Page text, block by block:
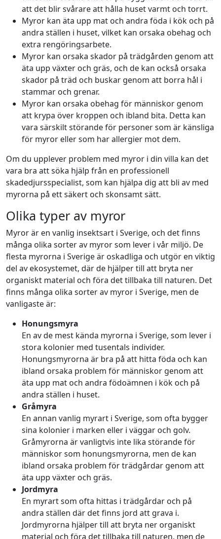
att det blir svårare att hålla huset varmt och torrt.
Myror kan äta upp mat och andra föda i kök och på
andra ställen i huset, vilket kan orsaka obehag och
extra rengöringsarbete.
Myror kan orsaka skador på trädgården genom att
äta upp växter och gräs, och de kan också orsaka
skador på träd och buskar genom att borra hål i
stammar och grenar.
Myror kan orsaka obehag för människor genom
att krypa över kroppen och ibland bita. Detta kan
vara särskilt störande för personer som är känsliga
för myror eller som har allergier mot dem.
Om du upplever problem med myror i din villa kan det
vara bra att söka hjälp från en professionell
skadedjursspecialist, som kan hjälpa dig att bli av med
myrorna på ett säkert och skonsamt sätt.
Olika typer av myror
Myror är en vanlig insektsart i Sverige, och det finns
många olika sorter av myror som lever i vår miljö. De
flesta myrorna i Sverige är oskadliga och utgör en viktig
del av ekosystemet, där de hjälper till att bryta ner
organiskt material och föra det tillbaka till naturen. Det
finns många olika sorter av myror i Sverige, men de
vanligaste är:
Honungsmyra
En av de mest kända myrorna i Sverige, som lever i
stora kolonier med tusentals individer.
Honungsmyrorna är bra på att hitta föda och kan
ibland orsaka problem för människor genom att
äta upp mat och andra födoämnen i kök och på
andra ställen i huset.
Gråmyra
En annan vanlig myrart i Sverige, som ofta bygger
sina kolonier i marken eller i väggar och golv.
Gråmyrorna är vanligtvis inte lika störande för
människor som honungsmyrorna, men de kan
ibland orsaka problem för trädgårdar genom att
äta upp växter och gräs.
Jordmyra
En myrart som ofta hittas i trädgårdar och på
andra ställen där det finns jord att grava i.
Jordmyrorna hjälper till att bryta ner organiskt
material och föra det tillbaka till naturen, men de